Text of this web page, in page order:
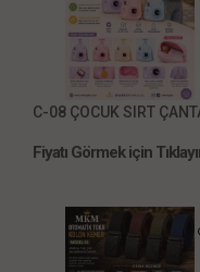
C-08 ÇOCUK SIRT
Fiyatı Görmek için